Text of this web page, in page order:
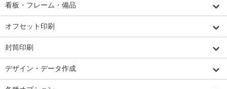
看板・フレーム・備品
オフセット印刷
封筒印刷
デザイン・データ作成